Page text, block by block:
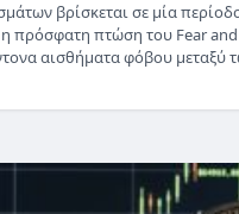
βρίσκεται σε μία
πρόσφατη πτώση του Fear
αισθήματα φόβου μεταξύ